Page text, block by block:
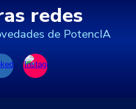
redes
de PotencIA